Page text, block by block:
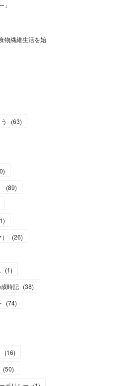
」
物繊維生活を始
(63)
)
(89)
)
(26)
(1)
時記 (38)
(74)
(16)
(50)